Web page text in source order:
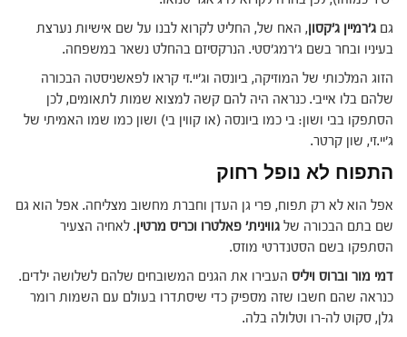
גם ג'רמיין ג'קסון, האח של, החליט לקרוא לבנו על שם אישיות נערצת
בעיניו ובחר בשם ג'רמג'סטי. הנרקסיזם בהחלט נשאר במשפחה.
הזוג המלכותי של המוזיקה, ביונסה וג'יי.זי קראו לפאשניסטה הבכורה
שלהם בלו אייבי. כנראה היה להם קשה למצוא שמות לתאומים, לכן
הסתפקו בבי ושון: בי כמו ביונסה (או קווין בי) ושון כמו שמו האמיתי של
ג'יי.זי, שון קרטר.
התפוח לא נופל רחוק
אפל הוא לא רק תפוח, פרי גן העדן וחברת מחשוב מצליחה. אפל הוא גם
שם בתם הבכורה של גווינית' פאלטרו וכריס מרטין. לאחיה הצעיר
הסתפקו בשם הסטנדרטי מוזס.
דמי מור וברוס ויליס העבירו את הגנים המשובחים שלהם לשלושה ילדים.
כנראה שהם חשבו שזה מספיק כדי שיסתדרו בעולם עם השמות רומר
גלן, סקוט לה-רו וטלולה בלה.